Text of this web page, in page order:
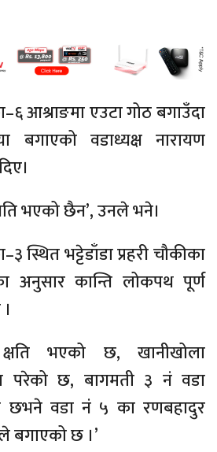
आश्राङमा एउटा गोठ बगाउँदा
बगाएको वडाध्यक्ष नारायण
भएको छैन’, उनले भने।
स्थित भट्टेडाँडा प्रहरी चौकीका
अनुसार कान्ति लोकपथ पूर्ण
भएको छ, खानीखोला
परेको छ, बागमती ३ नं वडा
छभनेवडा नं ५ का रणबहादुर
बगाएको छ ।’